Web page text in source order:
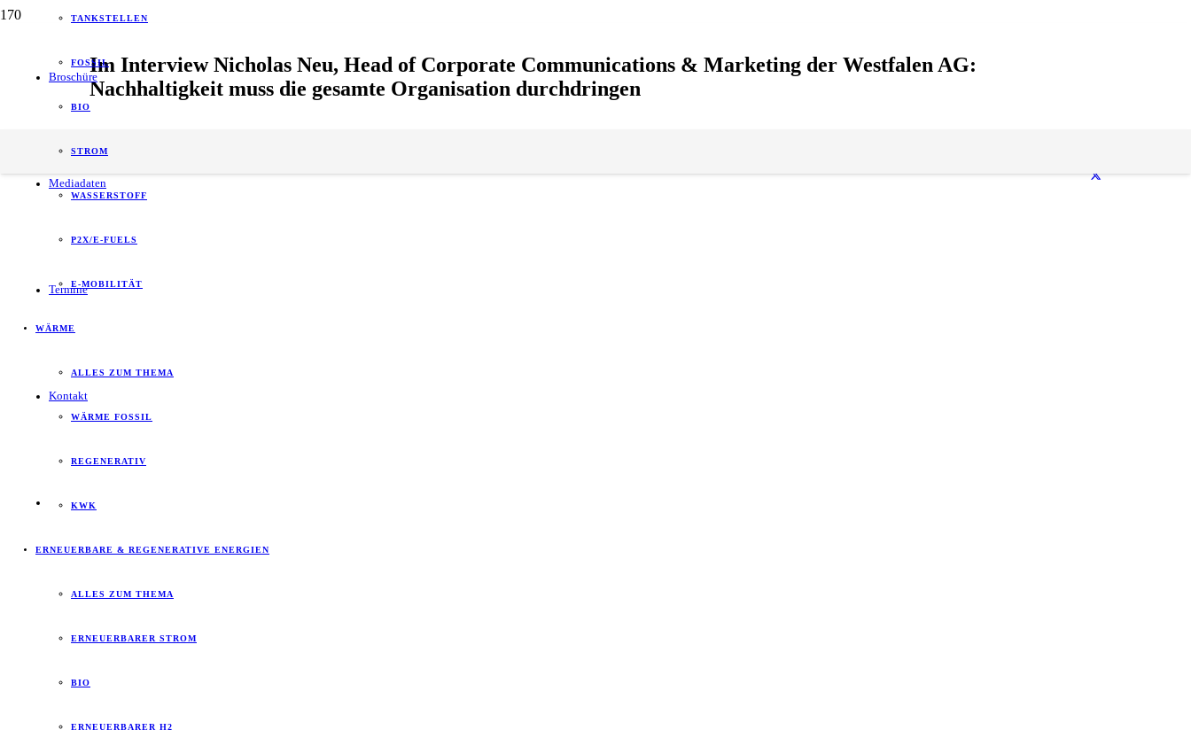
Broschüre
Mediadaten
Termine
Kontakt
TANKSTELLEN
FOSSIL
BIO
STROM
WASSERSTOFF
P2X/E-FUELS
E-MOBILITÄT
WÄRME
ALLES ZUM THEMA
WÄRME FOSSIL
REGENERATIV
KWK
ERNEUERBARE & REGENERATIVE ENERGIEN
ALLES ZUM THEMA
ERNEUERBARER STROM
BIO
ERNEUERBARER H2
Im Interview Nicholas Neu, Head of Corporate Communications & Marketing der Westfalen AG:
Nachhaltigkeit muss die gesamte Organisation durchdringen
Gesch. Lesedauer: